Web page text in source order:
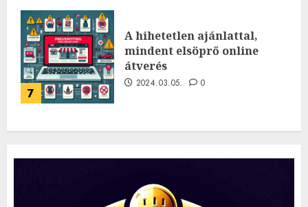
7
A hihetetlen ajánlattal,
mindent elsöprő online
átverés
2024.03.05. 0